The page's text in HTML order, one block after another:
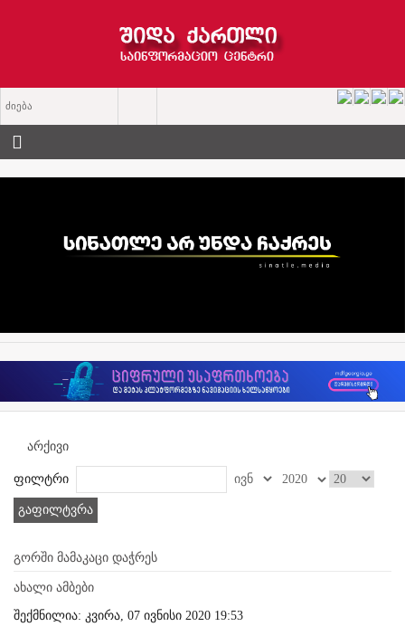
არქივი
ფილტრი
გაფილტვრა
გორში მამაკაცი დაჭრეს
ახალი ამბები
შექმნილია: კვირა, 07 ივნისი 2020 19:53